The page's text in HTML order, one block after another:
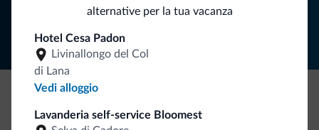
alternative per la tua vacanza
Hotel Cesa Padon
Livinallongo del Col
di Lana
Vedi alloggio
Lavanderia self-service Bloomest
Segui Dolomiti.it
Be Original, scopri la nuova collezione